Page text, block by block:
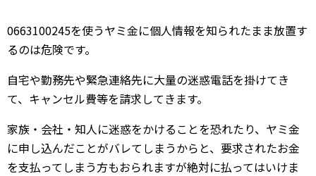
0663100245を使うヤミ金に個人情報を知られたまま放置す
るのは危険です。
自宅や勤務先や緊急連絡先に大量の迷惑電話を掛けてき
て、キャンセル費等を請求してきます。
家族・会社・知人に迷惑をかけることを恐れたり、ヤミ金
に申し込んだことがバレてしまうからと、要求されたお金
を支払ってしまう方もおられますが絶対に払ってはいけま